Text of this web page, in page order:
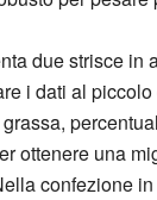
due strisce in
i dati al
ottenere una
confezione